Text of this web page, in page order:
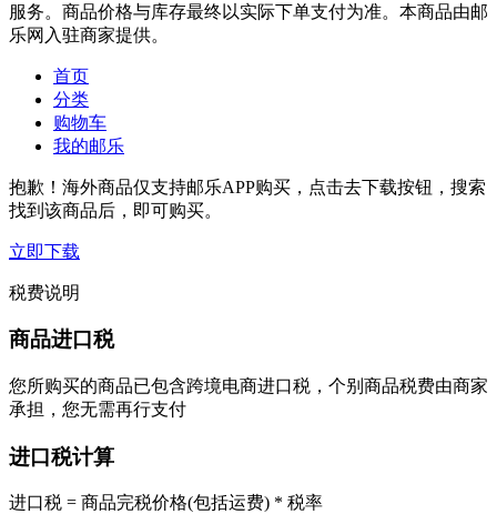
服务。商品价格与库存最终以实际下单支付为准。本商品由邮
乐网入驻商家提供。
首页
分类
购物车
我的邮乐
抱歉！海外商品仅支持邮乐APP购买，点击去下载按钮，搜索
找到该商品后，即可购买。
立即下载
税费说明
商品进口税
您所购买的商品已包含跨境电商进口税，个别商品税费由商家
承担，您无需再行支付
进口税计算
进口税 = 商品完税价格(包括运费) * 税率